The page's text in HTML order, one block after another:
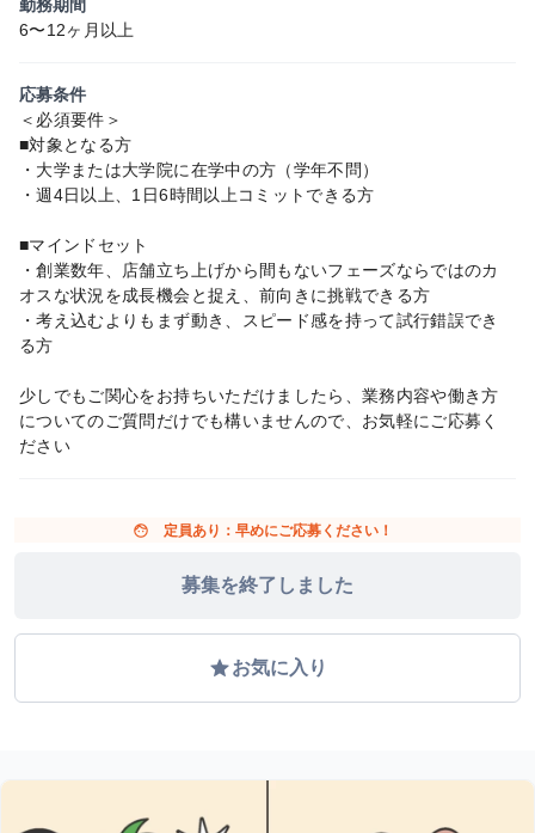
勤務期間
6〜12ヶ月以上
応募条件
＜必須要件＞
■対象となる方
・大学または大学院に在学中の方（学年不問）
・週4日以上、1日6時間以上コミットできる方
■マインドセット
・創業数年、店舗立ち上げから間もないフェーズならではのカ
オスな状況を成長機会と捉え、前向きに挑戦できる方
・考え込むよりもまず動き、スピード感を持って試行錯誤でき
る方
少しでもご関心をお持ちいただけましたら、業務内容や働き方
についてのご質問だけでも構いませんので、お気軽にご応募く
ださい
face 定員あり：早めにご応募ください！
募集を終了しました
gradeお気に入り